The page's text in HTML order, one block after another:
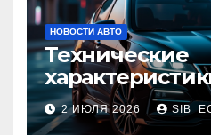
НОВОСТИ АВТО
Технические
доступные
GAC Empow
2 ИЮЛЯ 2026